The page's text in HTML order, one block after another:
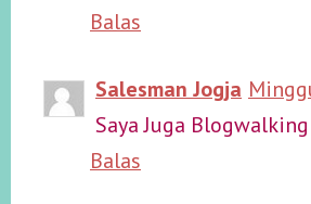
Balas
Salesman Jogja
Saya Juga
Balas